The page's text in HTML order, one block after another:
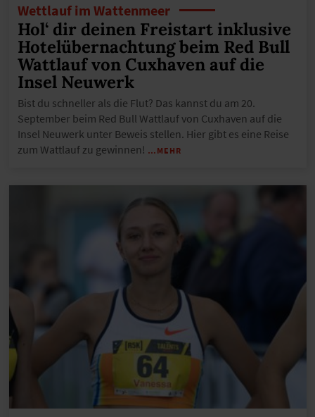
Wettlauf im Wattenmeer
Hol‘ dir deinen Freistart inklusive
Hotelübernachtung beim Red Bull
Wattlauf von Cuxhaven auf die
Insel Neuwerk
Bist du schneller als die Flut? Das kannst du am 20.
September beim Red Bull Wattlauf von Cuxhaven auf die
Insel Neuwerk unter Beweis stellen. Hier gibt es eine Reise
zum Wattlauf zu gewinnen! …MEHR